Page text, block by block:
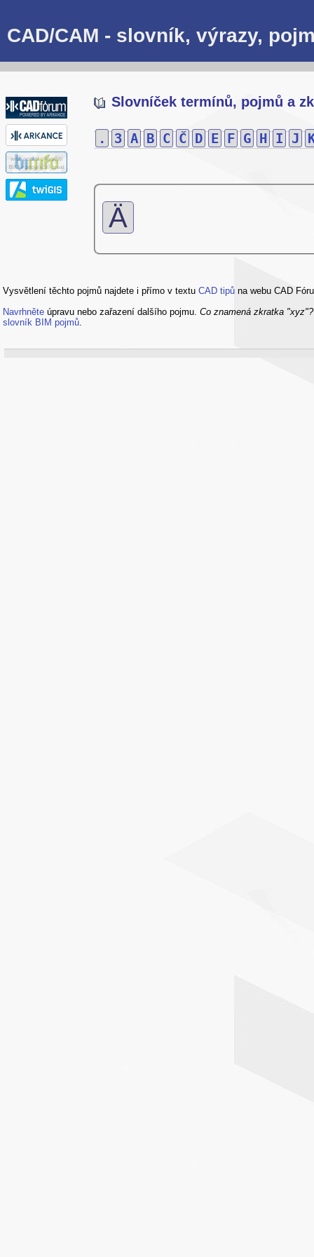
CAD/CAM - slovník, výrazy,
Slovníček termínů, pojmů a
. 3 A B C Č D E F G H I J
Ä
Vysvětlení těchto pojmů najdete i přímo v textu CAD tipů na webu CAD
Navrhněte úpravu nebo zařazení dalšího pojmu. Co znamená zkratka
slovník BIM pojmů